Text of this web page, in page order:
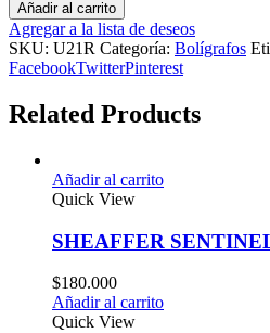
Añadir al carrito
Agregar a la lista de deseos
SKU: U21R Categoría: Bolígrafos
FacebookTwitterPinterest
Related Products
Añadir al carrito
Quick View
SHEAFFER
$180.000
Añadir al carrito
Quick View